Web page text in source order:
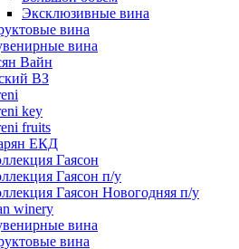
Эксклюзивные вина
вина
вина
Вайн
ВЗ
key
fruits
ЕКД
Гаясон
Гаясон п/у
Гаясон Новогодняя п/у
winery
вина
вина